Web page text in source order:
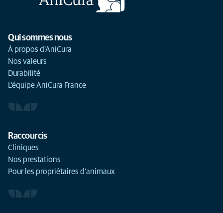
Qui sommes nous
À propos d'AniCura
Nos valeurs
Durabilité
L'équipe AniCura France
Raccourcis
Cliniques
Nos prestations
Pour les propriétaires d'animaux